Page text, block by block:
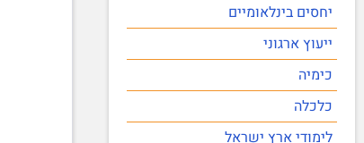
יחסים בינלאומיים
ייעוץ ארגוני
כימיה
כלכלה
לימודי ארץ ישראל